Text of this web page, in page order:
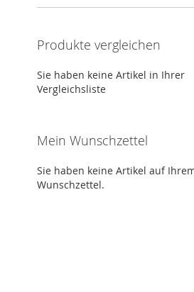
Produkte vergleichen
Sie haben keine Artikel in Ihrer
Vergleichsliste
Mein Wunschzettel
Sie haben keine Artikel auf
Wunschzettel.